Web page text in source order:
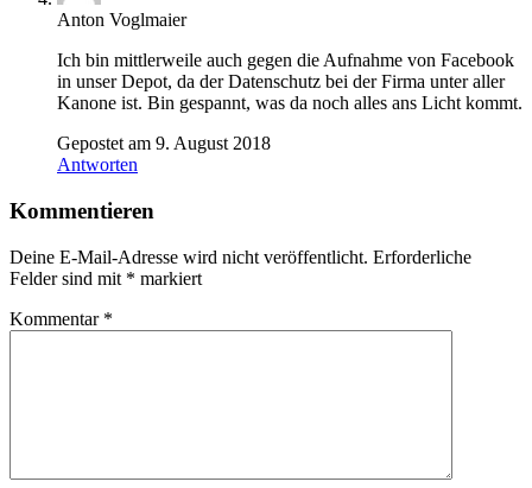
Anton Voglmaier
Ich bin mittlerweile auch gegen die Aufnahme von Facebook
in unser Depot, da der Datenschutz bei der Firma unter aller
Kanone ist. Bin gespannt, was da noch alles ans Licht kommt.
Gepostet am 9. August 2018
Antworten
Kommentieren
Deine E-Mail-Adresse wird nicht veröffentlicht. Erforderliche
Felder sind mit * markiert
Kommentar *